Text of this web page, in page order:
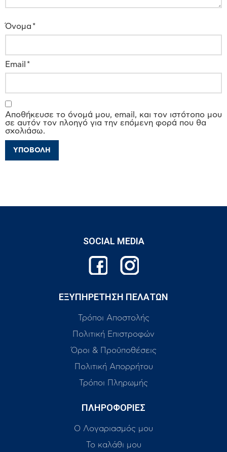
Όνομα *
Email *
Αποθήκευσε το όνομά μου, email, και τον ιστότοπο μου
σε αυτόν τον πλοηγό για την επόμενη φορά που θα
σχολιάσω.
SOCIAL MEDIA
ΕΞΥΠΗΡΕΤΗΣΗ ΠΕΛΑΤΩΝ
Τρόποι Αποστολής
Πολιτική Επιστροφών
Όροι & Προϋποθέσεις
Πολιτική Απορρήτου
Τρόποι Πληρωμής
ΠΛΗΡΟΦΟΡΙΕΣ
Ο Λογαριασμός μου
Το καλάθι μου